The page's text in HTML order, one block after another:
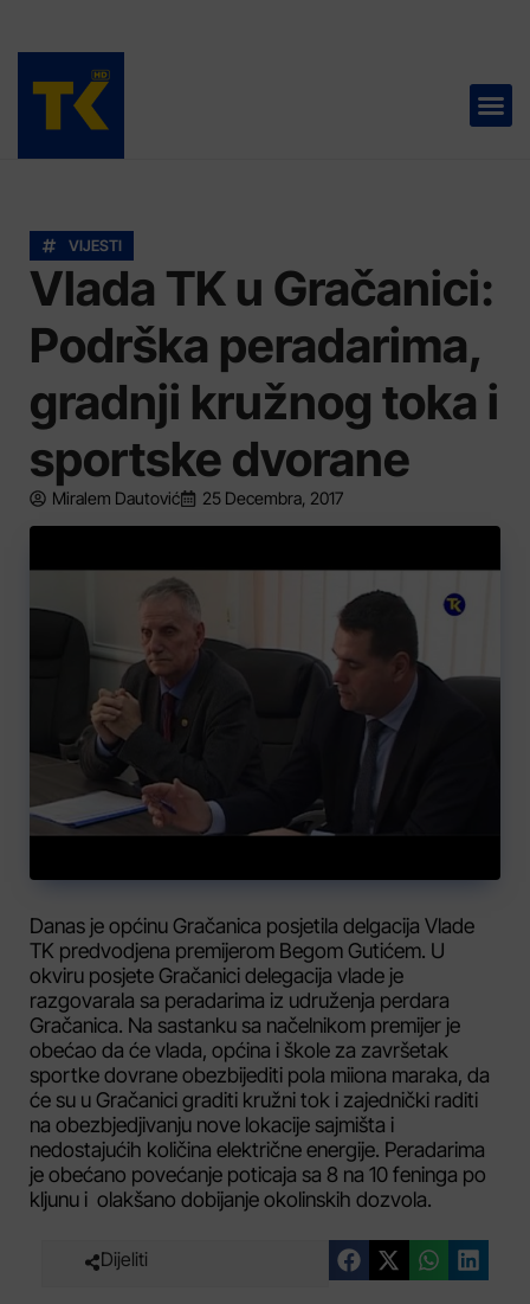
VIJESTI
Vlada TK u Gračanici:
Podrška peradarima,
gradnji kružnog toka i
sportske dvorane
Miralem Dautović 25 Decembra, 2017
Danas je općinu Gračanica posjetila delgacija Vlade
TK predvodjena premijerom Begom Gutićem. U
okviru posjete Gračanici delegacija vlade je
razgovarala sa peradarima iz udruženja perdara
Gračanica. Na sastanku sa načelnikom premijer je
obećao da će vlada, općina i škole za završetak
sportke dovrane obezbijediti pola miiona maraka, da
će su u Gračanici graditi kružni tok i zajednički raditi
na obezbjedjivanju nove lokacije sajmišta i
nedostajućih količina električne energije. Peradarima
je obećano povećanje poticaja sa 8 na 10 feninga po
kljunu i olakšano dobijanje okolinskih dozvola.
Dijeliti